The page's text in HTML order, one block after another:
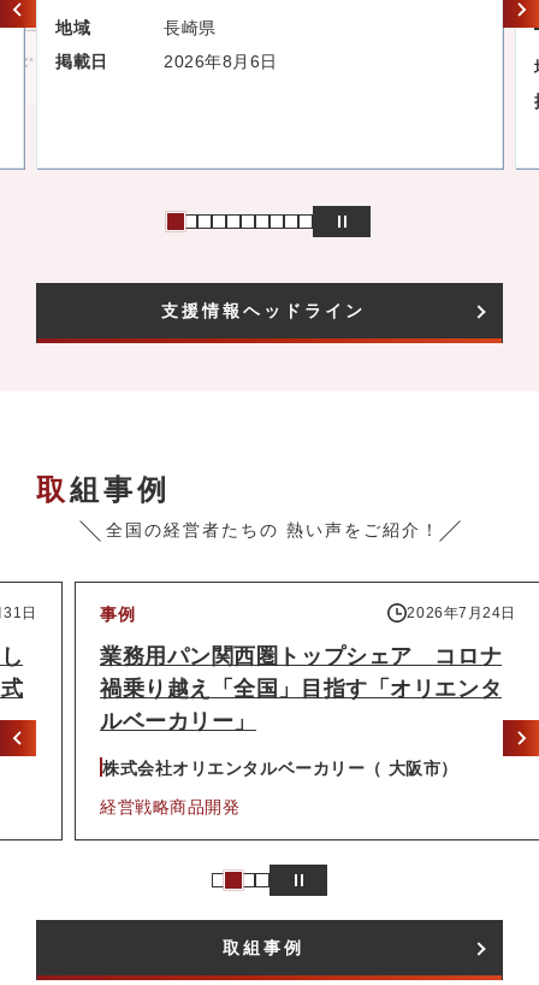
ト事例から学ぶBCPセミナー
地域
千葉県
支援情報ヘッドライン
取組事例
全国の経営者たちの 熱い声をご紹介！
2026年7月24日
業務用パン関西圏トップシェア コロナ
禍乗り越え「全国」目指す「オリエンタ
ルベーカリー」
株式会社オリエンタルベーカリー（ 大阪市）
経営戦略商品開発
取組事例